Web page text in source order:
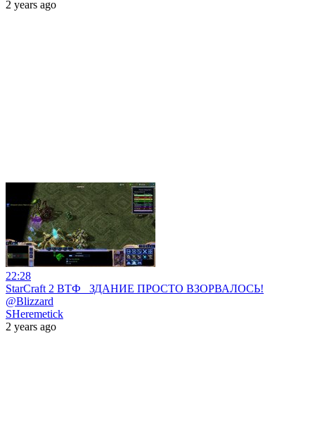
2 years ago
22:28
StarCraft 2 ВТФ_ ЗДАНИЕ ПРОСТО ВЗОРВАЛОСЬ!
@Blizzard
SHeremetick
2 years ago